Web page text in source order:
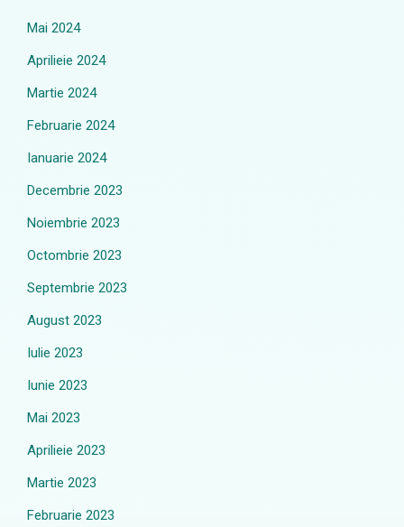
Mai 2024
Aprilieie 2024
Martie 2024
Februarie 2024
Ianuarie 2024
Decembrie 2023
Noiembrie 2023
Octombrie 2023
Septembrie 2023
August 2023
Iulie 2023
Iunie 2023
Mai 2023
Aprilieie 2023
Martie 2023
Februarie 2023